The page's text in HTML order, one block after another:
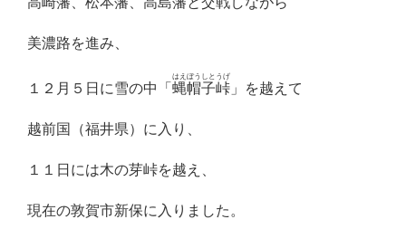
美濃路を進み、
１２月５日に雪の中「 蝿帽子峠
はえぼうしとうげ
」を越えて
越前国（福井県）に入り、
１１日には木の芽峠を越え、
現在の敦賀市新保に入りました。